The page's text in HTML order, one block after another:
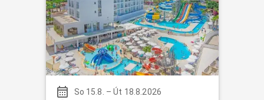
So 15.8. –Út 18.8.2026